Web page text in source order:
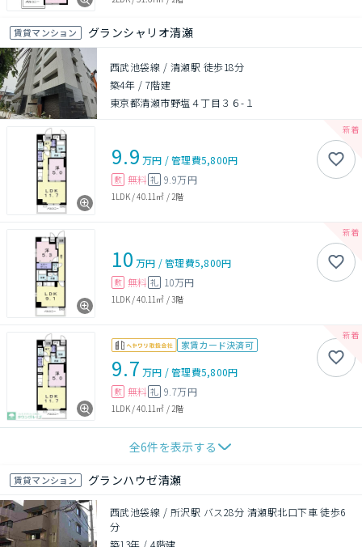
賃貸マンション グランシャリオ清瀬
西武池袋線 / 清瀬駅 徒歩18分
築4年 / 7階建
東京都清瀬市野塩４丁目３６-１
9.9 万円 /管理費5,800円
敷 無料 礼 9.9万円
1LDK/40.11㎡ / 2階
10 万円 /管理費5,800円
敷 無料 礼 10万円
1LDK/40.11㎡ /3階
家賃カード決済可
9.7 万円 /管理費5,800円
敷 無料 礼 9.7万円
1LDK/40.11㎡ /2階
全6件を表示する
賃貸マンション グランハウゼ清瀬
西武池袋線 / 所沢駅 バス28分 清瀬駅北口下車 徒歩6
分
築13年 /4階建